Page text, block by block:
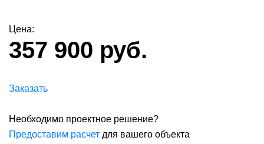
Цена:
357 900 руб.
Заказать
Необходимо проектное решение?
Предоставим расчет для вашего объекта